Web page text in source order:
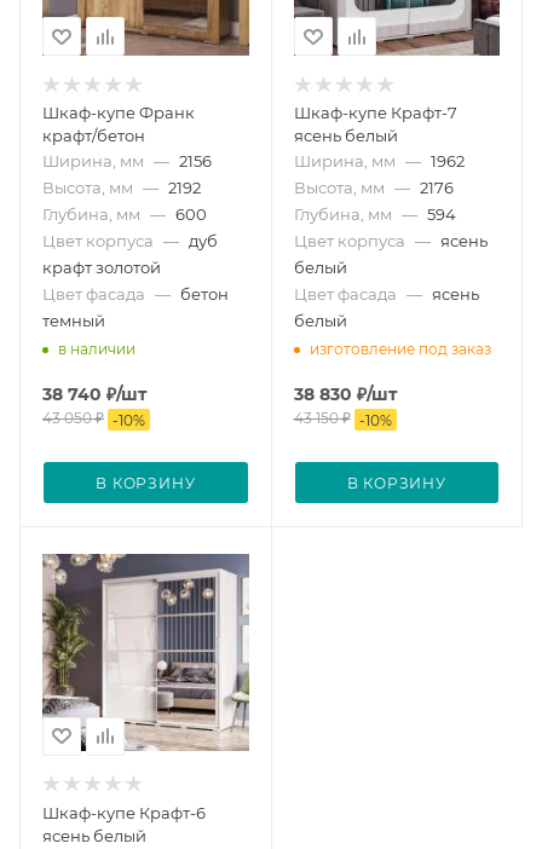
Шкаф-купе Франк
крафт/бетон
Ширина, мм — 2156
Высота, мм — 2192
Глубина, мм — 600
Цвет корпуса — дуб
крафт золотой
Цвет фасада — бетон
темный
в наличии
38 740 ₽/шт
43 050₽ -10%
В КОРЗИНУ
Шкаф-купе Крафт-7
ясень белый
Ширина, мм — 1962
Высота, мм — 2176
Глубина, мм — 594
Цвет корпуса — ясень
белый
Цвет фасада — ясень
белый
изготовление под заказ
38 830 ₽/шт
43 150₽ -10%
В КОРЗИНУ
Шкаф-купе Крафт-6
ясень белый